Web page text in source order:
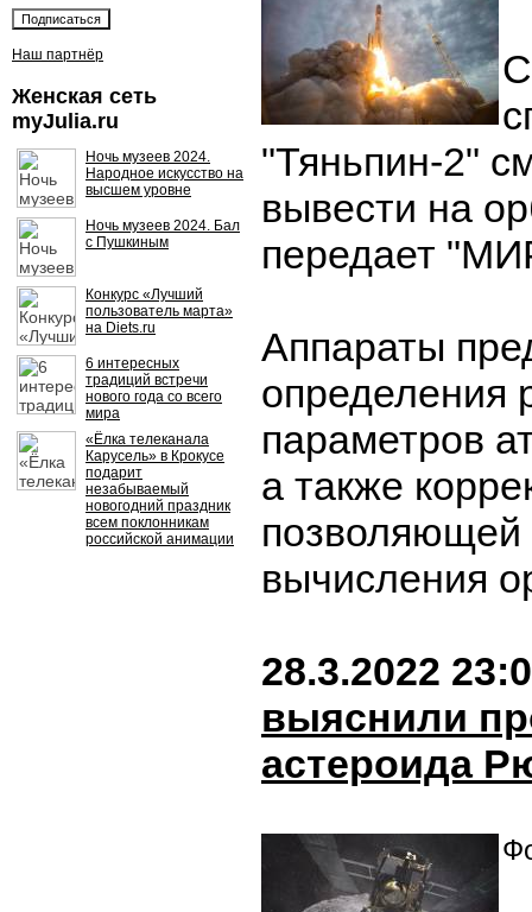
Наш партнёр
Женская сеть
myJulia.ru
Ночь музеев 2024.
Народное искусство на
высшем уровне
Ночь музеев 2024. Бал
с Пушкиным
Конкурс «Лучший
пользователь марта»
на Diets.ru
6 интересных
традиций встречи
нового года со всего
мира
«Ёлка телеканала
Карусель» в Крокусе
подарит
незабываемый
новогодний праздник
всем поклонникам
российской анимации
"Тяньпин-2"
вывести на
передает
Аппараты
определения
параметров
а также
позволяющей
вычисления
28.3.2022
выяснили
астероида